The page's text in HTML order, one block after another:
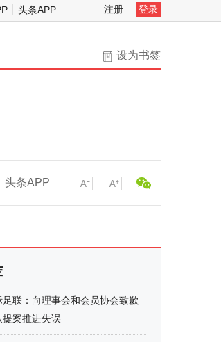
头条APP 注册 登录
设为书签
头条APP
足联：向理事会和会员协会致歉
提案推进失误